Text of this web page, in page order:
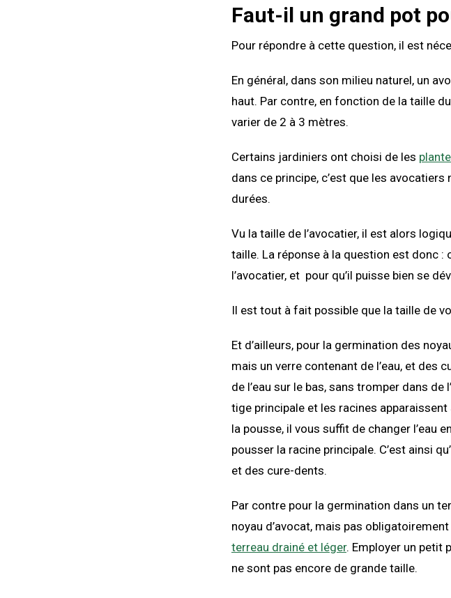
Faut-il un grand pot
Pour répondre à cette question, il est
En général, dans son milieu naturel, un
haut. Par contre, en fonction de la taille
varier de 2 à 3 mètres.
Certains jardiniers ont choisi de les
dans ce principe, c’est que les
durées.
Vu la taille de l’avocatier, il est alors
taille. La réponse à la question est donc
l’avocatier, et pour qu’il puisse bien se
Il est tout à fait possible que la taille de
Et d’ailleurs, pour la germination des
mais un verre contenant de l’eau, et des
de l’eau sur le bas, sans tromper dans de
tige principale et les racines
la pousse, il vous suffit de changer l’eau
pousser la racine principale. C’est ainsi
et des cure-dents.
Par contre pour la germination dans un
noyau d’avocat, mais pas
terreau drainé et léger. Employer un petit
ne sont pas encore de grande taille.